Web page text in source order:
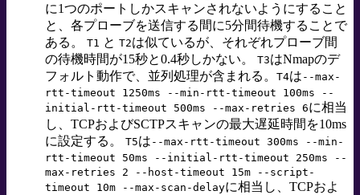
に1つのポートしかスキャンされないようにすること
と、各プローブを送信する間に5分間待機することで
ある。 T1 と T2は似ているが、それぞれプローブ間
の待機時間が15秒と0.4秒しかない。 T3はNmapのデ
フォルト動作で、並列処理が含まれる。 T4は --max-
rtt-timeout 1250ms --min-rtt-timeout 100ms --
initial-rtt-timeout 500ms --max-retries 6に相当
し、TCPおよびSCTPスキャンの最大遅延時間を10ms
に設定する。 T5は --max-rtt-timeout 300ms --min-
rtt-timeout 50ms --initial-rtt-timeout 250ms --
max-retries 2 --host-timeout 15m --script-
timeout 10m --max-scan-delayに相当し、TCPおよ